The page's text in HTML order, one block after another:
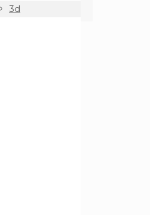
3d